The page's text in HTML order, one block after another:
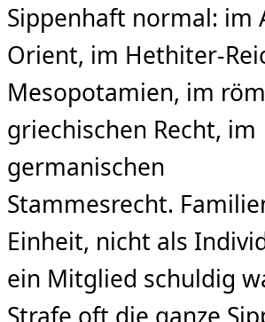
Sippenhaft normal: im
Orient, im
Mesopotamien, im
griechischen Recht, im
germanischen
Stammesrecht.
Einheit, nicht als
ein Mitglied schuldig